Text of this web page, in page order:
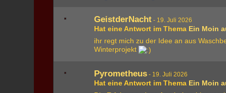
GeistderNacht - 19. Juli 2026
Hat eine Antwort im Thema Ein Moin
ihr regt mich zu der Idee an aus
Winterprojekt
Pyrometheus - 19. Juli 2026
Hat eine Antwort im Thema Ein Moin